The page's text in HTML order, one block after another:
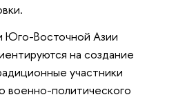
Юго-Восточной Азии
на создание
участники
военно-политического